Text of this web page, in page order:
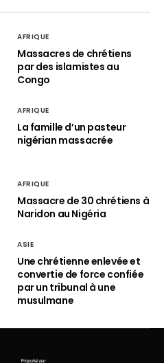
AFRIQUE
Massacres de chrétiens
par des islamistes au
Congo
AFRIQUE
La famille d’un pasteur
nigérian massacrée
AFRIQUE
Massacre de 30 chrétiens à
Naridon au Nigéria
ASIE
Une chrétienne enlevée et
convertie de force confiée
par un tribunal à une
musulmane